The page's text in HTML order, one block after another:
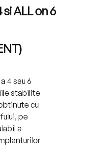
ALL on 6
4 sau 6
stabilite
cu
pe
a